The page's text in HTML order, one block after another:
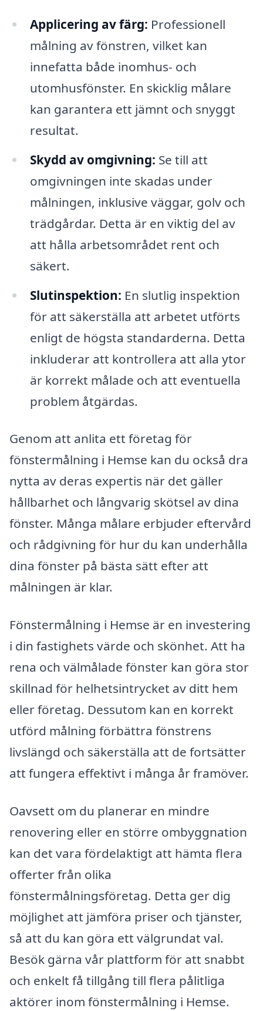
Applicering av färg: Professionell
målning av fönstren, vilket kan
innefatta både inomhus- och
utomhusfönster. En skicklig målare
kan garantera ett jämnt och snyggt
resultat.
Skydd av omgivning: Se till att
omgivningen inte skadas under
målningen, inklusive väggar, golv och
trädgårdar. Detta är en viktig del av
att hålla arbetsområdet rent och
säkert.
Slutinspektion: En slutlig inspektion
för att säkerställa att arbetet utförts
enligt de högsta standarderna. Detta
inkluderar att kontrollera att alla ytor
är korrekt målade och att eventuella
problem åtgärdas.
Genom att anlita ett företag för
fönstermålning i Hemse kan du också dra
nytta av deras expertis när det gäller
hållbarhet och långvarig skötsel av dina
fönster. Många målare erbjuder eftervård
och rådgivning för hur du kan underhålla
dina fönster på bästa sätt efter att
målningen är klar.
Fönstermålning i Hemse är en investering
i din fastighets värde och skönhet. Att ha
rena och välmålade fönster kan göra stor
skillnad för helhetsintrycket av ditt hem
eller företag. Dessutom kan en korrekt
utförd målning förbättra fönstrens
livslängd och säkerställa att de fortsätter
att fungera effektivt i många år framöver.
Oavsett om du planerar en mindre
renovering eller en större ombyggnation
kan det vara fördelaktigt att hämta flera
offerter från olika
fönstermålningsföretag. Detta ger dig
möjlighet att jämföra priser och tjänster,
så att du kan göra ett välgrundat val.
Besök gärna vår plattform för att snabbt
och enkelt få tillgång till flera pålitliga
aktörer inom fönstermålning i Hemse.